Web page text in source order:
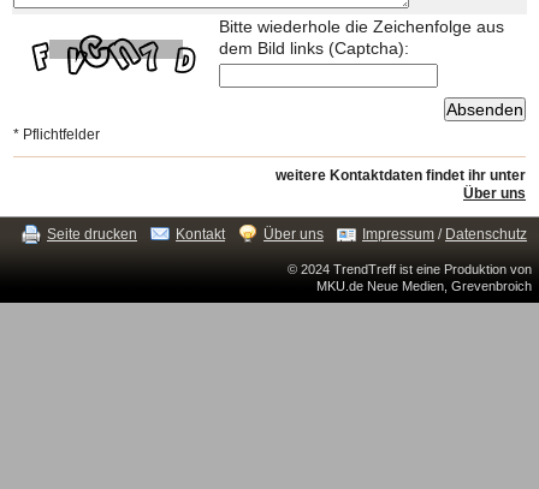
Bitte wiederhole die Zeichenfolge aus
dem Bild links (Captcha):
* Pflichtfelder
weitere Kontaktdaten findet ihr unter
Über uns
Seite drucken Kontakt Über uns Impressum / Datenschutz
© 2024 TrendTreff ist eine Produktion von
MKU.de Neue Medien, Grevenbroich